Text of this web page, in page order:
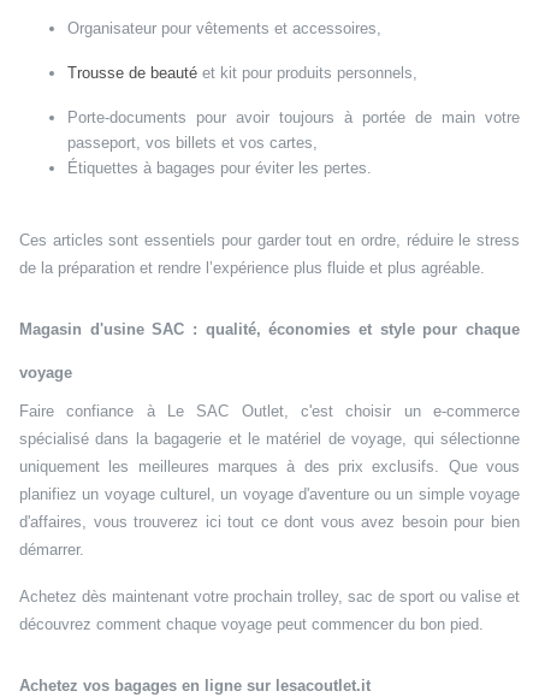
Organisateur pour vêtements et accessoires,
Trousse de beauté et kit pour produits personnels,
Porte-documents pour avoir toujours à portée de main votre
passeport, vos billets et vos cartes,
Étiquettes à bagages pour éviter les pertes.
Ces articles sont essentiels pour garder tout en ordre, réduire le stress
de la préparation et rendre l’expérience plus fluide et plus agréable.
Magasin d'usine SAC : qualité, économies et style pour chaque
voyage
Faire confiance à Le SAC Outlet, c'est choisir un e-commerce
spécialisé dans la bagagerie et le matériel de voyage, qui sélectionne
uniquement les meilleures marques à des prix exclusifs. Que vous
planifiez un voyage culturel, un voyage d'aventure ou un simple voyage
d'affaires, vous trouverez ici tout ce dont vous avez besoin pour bien
démarrer.
Achetez dès maintenant votre prochain trolley, sac de sport ou valise et
découvrez comment chaque voyage peut commencer du bon pied.
Achetez vos bagages en ligne sur lesacoutlet.it